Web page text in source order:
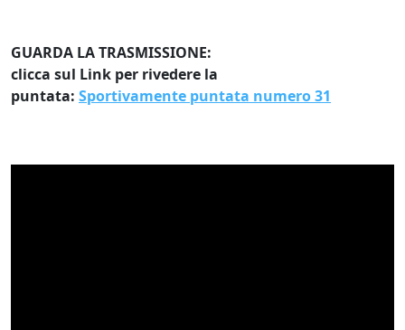
GUARDA LA TRASMISSIONE:
clicca sul Link per rivedere la
puntata: Sportivamente puntata numero 31